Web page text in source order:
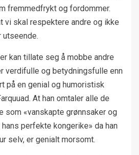
fremmedfrykt og fordommer.
vi skal respektere andre og ikke
utseende.
kan tillate seg å mobbe andre
verdifulle og betydningsfulle enn
på en genial og humoristisk
At han omtaler alle de
som «vanskapte grønnsaker og
perfekte kongerike» da han
selv, er genialt morsomt.